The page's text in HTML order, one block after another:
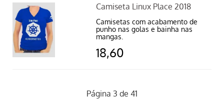
Camiseta Linux Place 2018
Camisetas com acabamento de
punho nas golas e bainha nas
mangas.
18,60
Página 3 de 41